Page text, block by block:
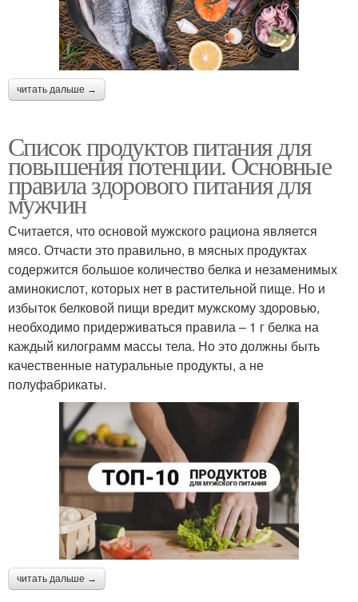
читать дальше →
Список продуктов питания для
повышения потенции. Основные
правила здорового питания для
мужчин
Считается, что основой мужского рациона является
мясо. Отчасти это правильно, в мясных продуктах
содержится большое количество белка и незаменимых
аминокислот, которых нет в растительной пище. Но и
избыток белковой пищи вредит мужскому здоровью,
необходимо придерживаться правила – 1 г белка на
каждый килограмм массы тела. Но это должны быть
качественные натуральные продукты, а не
полуфабрикаты.
читать дальше →